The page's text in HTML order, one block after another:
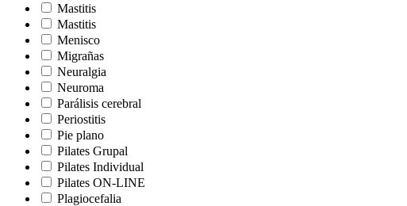
Mastitis
Mastitis
Menisco
Migrañas
Neuralgia
Neuroma
Parálisis cerebral
Periostitis
Pie plano
Pilates Grupal
Pilates Individual
Pilates ON-LINE
Plagiocefalia